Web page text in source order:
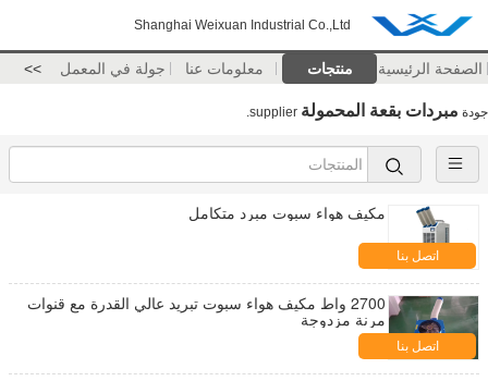
Shanghai Weixuan Industrial Co.,Ltd
الصفحة الرئيسية منتجات معلومات عنا جولة في المعمل >>
جودة مبردات بقعة المحمولة
مكيف هواء سبوت مبرد متكامل
اتصل بنا
2700 واط مكيف هواء سبوت تبريد عالي القدرة مع قنوات
مرنة مزدوجة
اتصل بنا